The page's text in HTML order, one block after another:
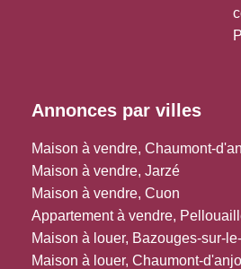
Annonces par villes
Maison à vendre, Chaumont-
Maison à vendre, Jarzé
Maison à vendre, Cuon
Appartement à vendre,
Maison à louer, Bazouges-sur-
Maison à louer, Chaumont-